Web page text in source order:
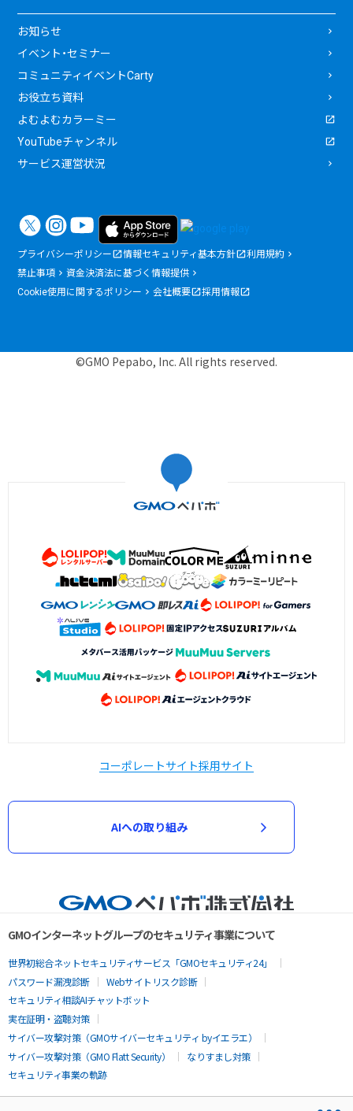
お知らせ
イベント・セミナー
コミュニティイベントCarty
お役立ち資料
よむよむカラーミー
YouTubeチャンネル
サービス運営状況
プライバシーポリシー 情報セキュリティ基本方針
利用規約
禁止事項
資金決済法に基づく情報提供
Cookie使用に関するポリシー
会社概要 採用情報
©GMO Pepabo, Inc. All rights reserved.
コーポレートサイト採用サイト
AIへの取り組み
GMOインターネットグループのセキュリティ事業について
世界初総合ネットセキュリティサービス「GMOセキュリティ24」
パスワード漏洩診断
Webサイトリスク診断
セキュリティ相談AIチャットボット
実在証明・盗聴対策
サイバー攻撃対策（GMOサイバーセキュリティ byイエラエ）
サイバー攻撃対策（GMO Flatt Security）
なりすまし対策
セキュリティ事業の軌跡